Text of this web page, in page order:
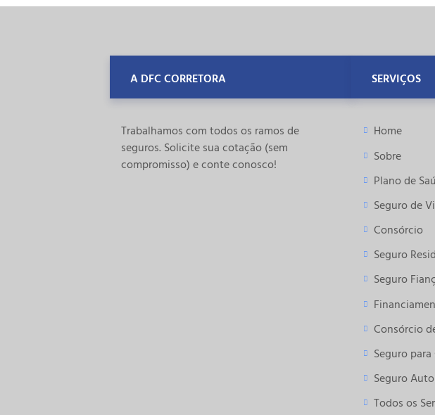
A DFC CORRETORA
Trabalhamos com todos os ramos de
seguros. Solicite sua cotação (sem
compromisso) e conte conosco!
SERVIÇOS
Home
Sobre
Plano de
Segurode
Consórcio
Seguro
Seguro
Consórcio
Seguro para
Seguro
Todos os